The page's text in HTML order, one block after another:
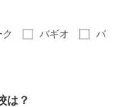
ク バギオ
バ
は？